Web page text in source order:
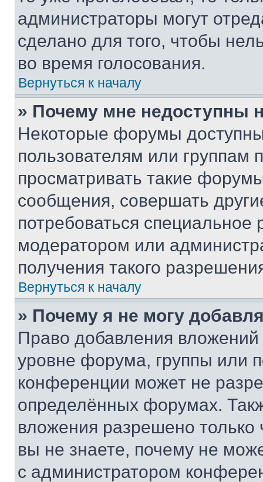
администраторы могут
сделано для того, чтобы
во время голосования.
Вернуться к началу
» Почему мне недоступны
Некоторые форумы
пользователям или группам
просматривать такие
сообщения, совершать
потребоваться
модератором или
получения такого
Вернуться к началу
» Почему я не могу
Право добавления
уровне форума, группы или
конференции может не
определённых форумах.
вложения разрешено
вы не знаете, почему не
с администратором